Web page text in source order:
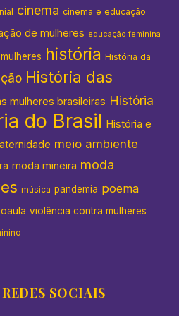
cinema cinema e educação
de mulheres educação feminina
história História da
História das
mulheres brasileiras História
do Brasil História e
meio ambiente
moda mineira moda
música pandemia poema
violência contra mulheres
SOCIAIS